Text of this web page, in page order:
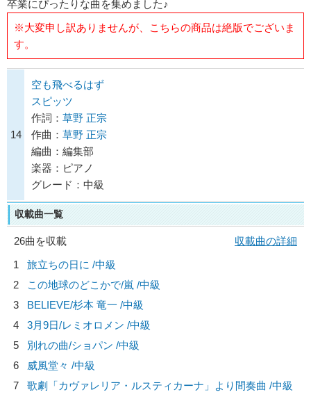
卒業にぴったりな曲を集めました♪
※大変申し訳ありませんが、こちらの商品は絶版でございま
す。
14
空も飛べるはず
スピッツ
作詞： 草野 正宗
作曲： 草野 正宗
編曲：編集部
楽器：ピアノ
グレード：中級
収載曲一覧
26曲を収載
収載曲の詳細
1
旅立ちの日に /中級
2
この地球のどこかで/嵐 /中級
3
BELIEVE/杉本 竜一 /中級
4
3月9日/レミオロメン /中級
5
別れの曲/ショパン /中級
6
威風堂々 /中級
7
歌劇「カヴァレリア・ルスティカーナ」より間奏曲 /中級